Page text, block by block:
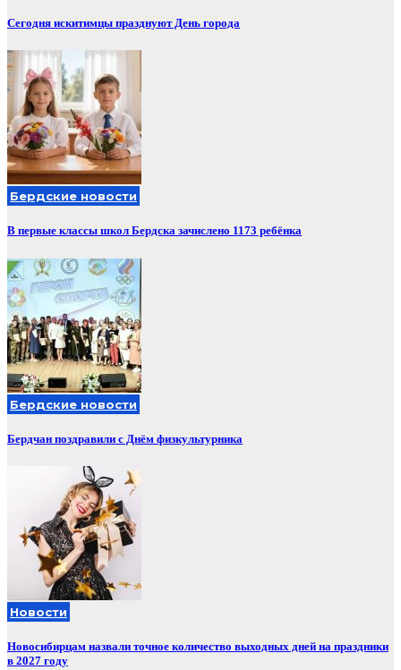
Сегодня искитимцы празднуют День города
Бердские новости
В первые классы школ Бердска зачислено 1173 ребёнка
Бердские новости
Бердчан поздравили с Днём физкультурника
Новости
Новосибирцам назвали точное количество выходных дней на праздники
в 2027 году